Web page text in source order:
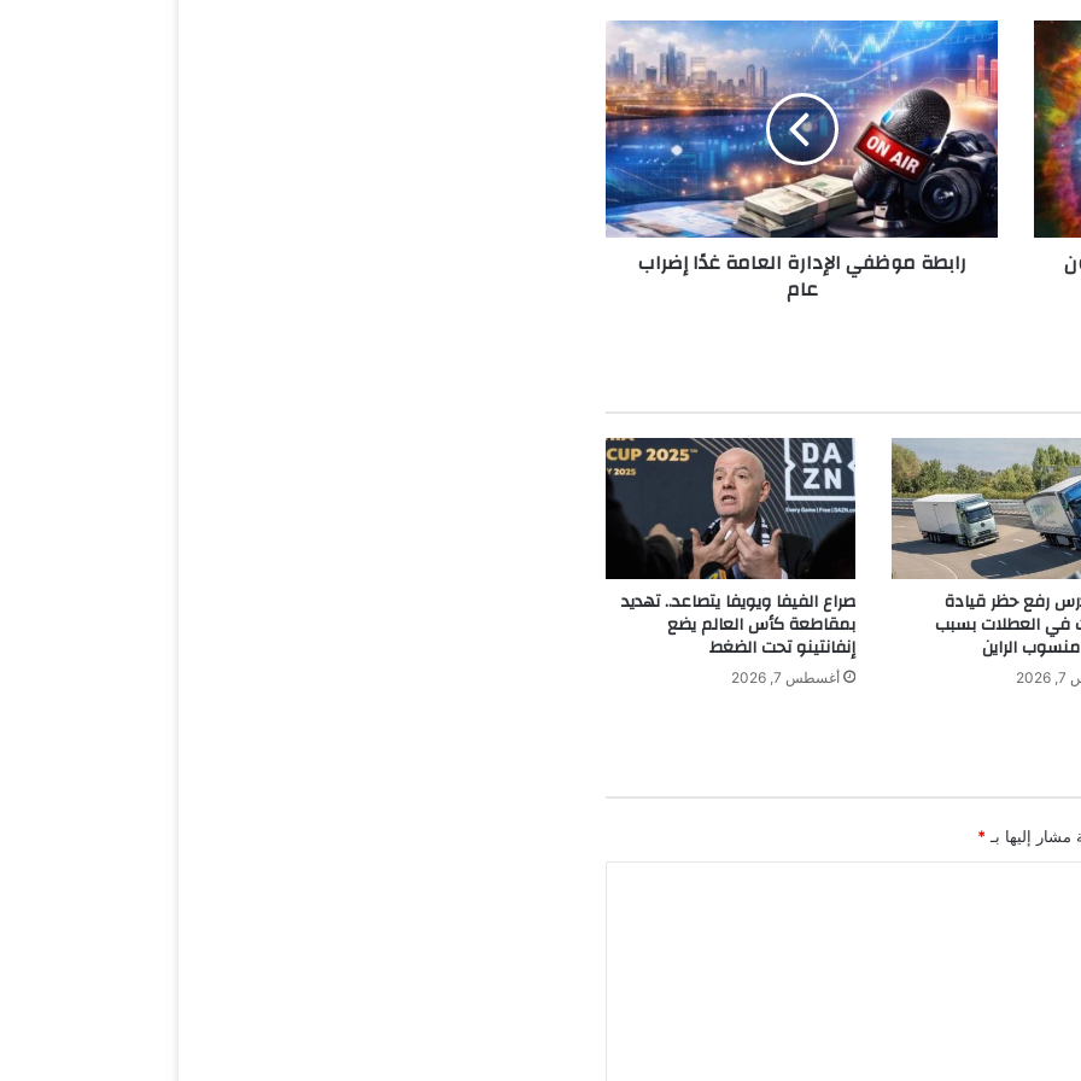
ر
ا
ط
ة
م
و
ظ
ف
ر
ة
ل
ع
ا
ة
غ
دً
ب
ا
م
رابطة موظفي الإدارة العامة غدًا إضراب
عام
رفع حظر قيادة
في العطلات بسبب
الراين
صراع الفيفا ويويفا يتصاعد.. تهديد
بمقاطعة كأس العالم يضع
إنفانتينو تحت الضغط
أغسطس 7, 2026
مشار إليها بـ *